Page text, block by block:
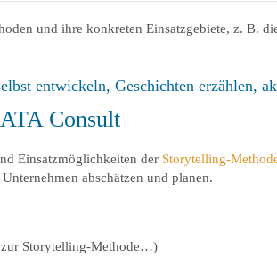
und ihre konkreten Einsatzgebiete, z. B.
entwickeln, Geschichten erzählen,
Consult
Einsatzmöglichkeiten der Storytelling-
abschätzen und planen.
zur Storytelling-Methode…)